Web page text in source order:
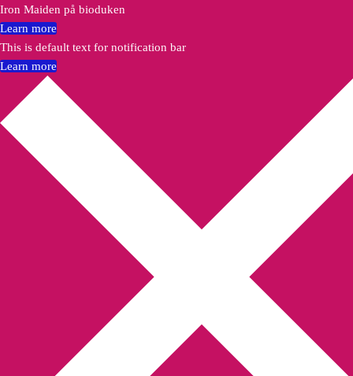
Iron Maiden på bioduken
Learn more
This is default text for notification bar
Learn more